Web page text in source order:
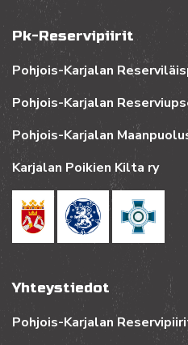
Pk-Reservipiirit
Pohjois-Karjalan
Pohjois-Karjalan
Pohjois-Karjalan
Karjalan Poikien Kilta ry
Yhteystiedot
Pohjois-Karjalan